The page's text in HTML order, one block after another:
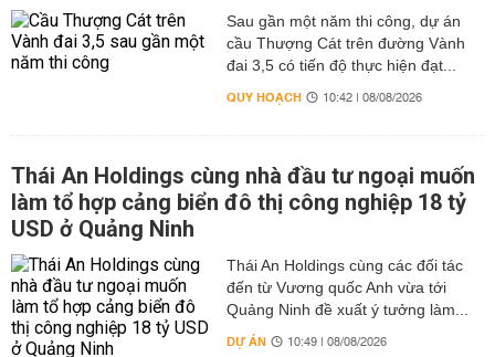
Sau gần một năm thi công, dự án
cầu Thượng Cát trên đường Vành
đai 3,5 có tiến độ thực hiện đạt...
QUY HOẠCH 10:42 | 08/08/2026
Thái An Holdings cùng nhà đầu tư ngoại muốn
làm tổ hợp cảng biển đô thị công nghiệp 18 tỷ
USD ở Quảng Ninh
Thái An Holdings cùng các đối tác
đến từ Vương quốc Anh vừa tới
Quảng Ninh đề xuất ý tưởng làm...
DỰ ÁN 10:49 | 08/08/2026